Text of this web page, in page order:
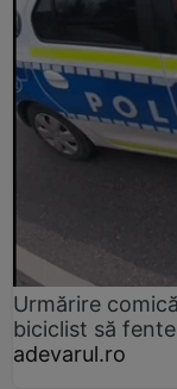
Urmărire
biciclist să
adevarul.ro